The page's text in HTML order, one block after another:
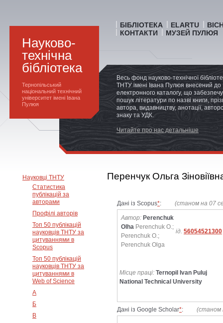
Науково-
технічна
бібліотека
Тернопільський
національний технічний
університет імені Івана
Пулюя
БІБЛІОТЕКА ELARTU
КОНТАКТИ
МУЗЕЙ ПУЛЮЯ
Весь фонд науково-технічної
ТНТУ імені Івана Пулюя внесений до
електронного каталогу, що
пошук літератури по назві книги,
автора, видавництву, анотації,
знаку та УДК.
Читайте про нас детальніше
Науковці ТНТУ
Статистика
публікацій за
авторами
Профілі авторів
Топ 50 публікацій
науковців ТНТУ за
цитуваннями в
Scopus
Топ 50 публікацій
науковців ТНТУ за
цитуваннями в
Web of Science
А
Б
В
Перенчук Ольга
Дані із Scopus*: (станом на 07
Автор: Perenchuk
Olha Perenchuk O.;
Perenchuk O.;
Perenchuk Olga
ід. 56054521300
Місце праці: Ternopil Ivan Puluj
National Technical University
Дані із Google Scholar*: (станом